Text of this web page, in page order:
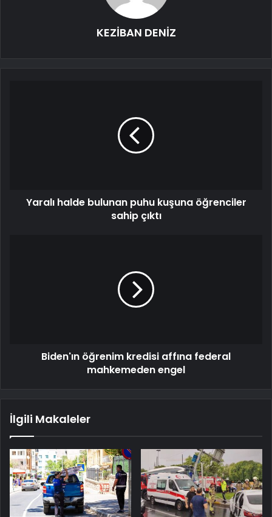
KEZİBAN DENİZ
Yaralı halde bulunan puhu kuşuna öğrenciler
sahip çıktı
Biden'ın öğrenim kredisi affına federal
mahkemeden engel
İlgili Makaleler